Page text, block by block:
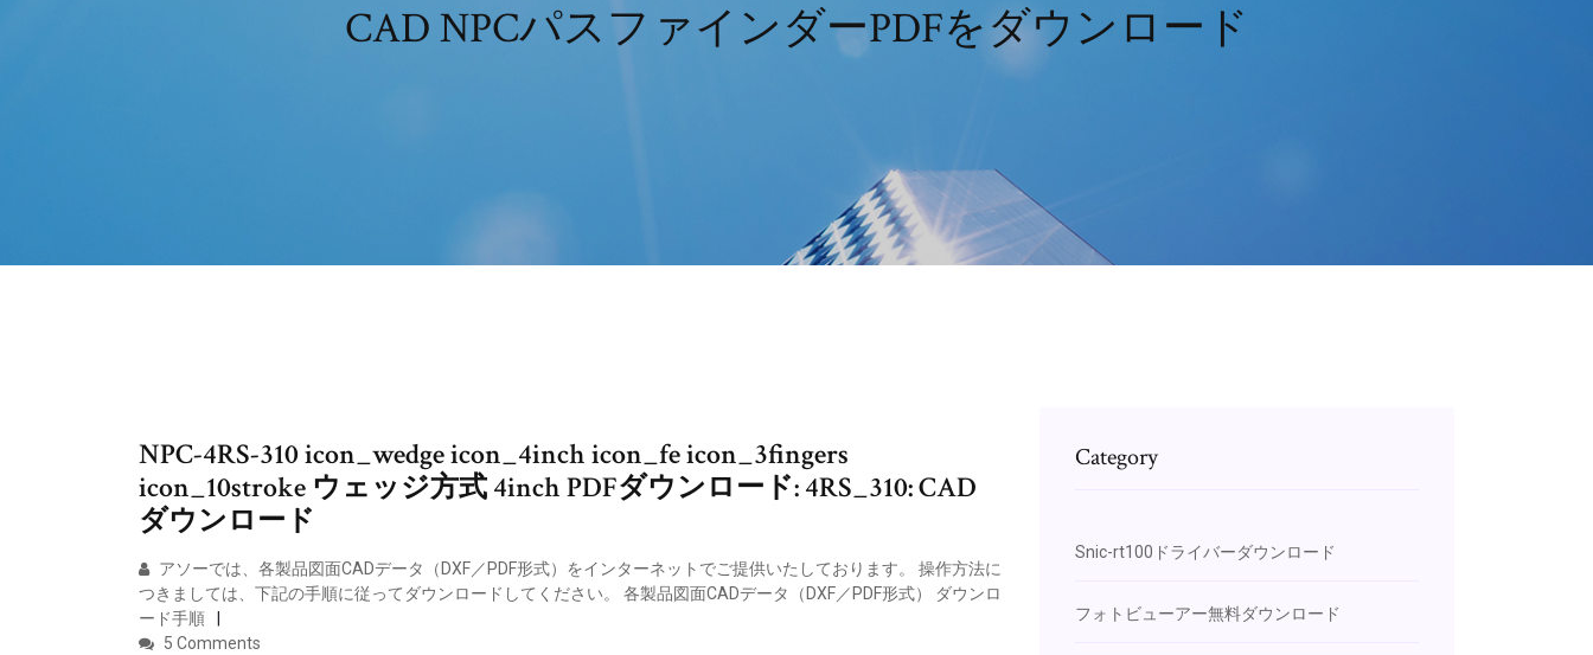
CAD NPCパスファインダーPDFをダウンロード
NPC-4RS-310 icon_wedge icon_4inch icon_fe icon_3fingers
icon_10stroke ウェッジ方式 4inch PDFダウンロード: 4RS_310: CAD
ダウンロード
アソーでは、各製品図面CADデータ（DXF／PDF形式）をインターネットでご提供いたしております。 操作方法に
つきましては、下記の手順に従ってダウンロードしてください。 各製品図面CADデータ（DXF／PDF形式） ダウンロ
ード手順
5 Comments
Category
Snic-rt100ドライバーダウンロード
フォトビューアー無料ダウンロード